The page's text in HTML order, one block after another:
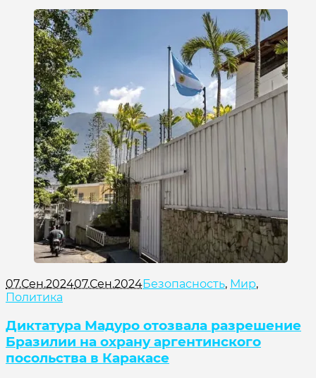
07.Сен.202407.Сен.2024Безопасность, Мир,
Политика
Диктатура Мадуро отозвала разрешение
Бразилии на охрану аргентинского
посольства в Каракасе